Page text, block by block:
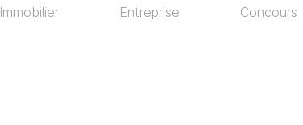
Immobilier Entreprise Concours